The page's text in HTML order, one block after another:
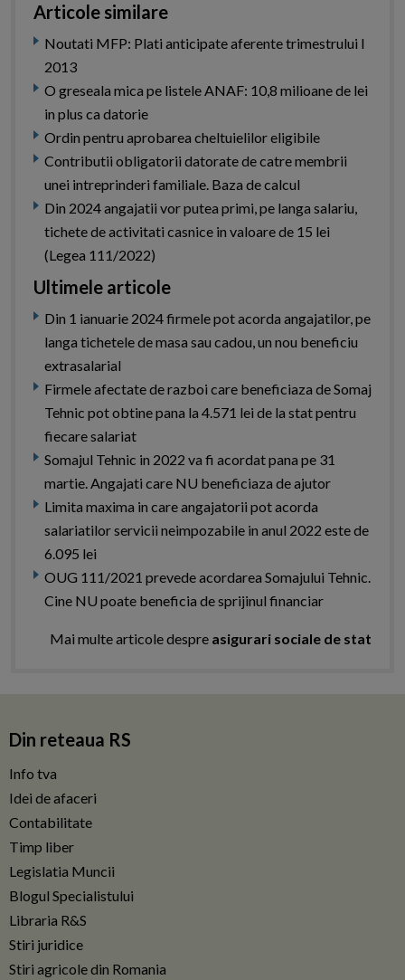
Articole similare
Noutati MFP: Plati anticipate aferente trimestrului I
2013
O greseala mica pe listele ANAF: 10,8 milioane de lei
in plus ca datorie
Ordin pentru aprobarea cheltuielilor eligibile
Contributii obligatorii datorate de catre membrii
unei intreprinderi familiale. Baza de calcul
Din 2024 angajatii vor putea primi, pe langa salariu,
tichete de activitati casnice in valoare de 15 lei
(Legea 111/2022)
Ultimele articole
Din 1 ianuarie 2024 firmele pot acorda angajatilor, pe
langa tichetele de masa sau cadou, un nou beneficiu
extrasalarial
Firmele afectate de razboi care beneficiaza de Somaj
Tehnic pot obtine pana la 4.571 lei de la stat pentru
fiecare salariat
Somajul Tehnic in 2022 va fi acordat pana pe 31
martie. Angajati care NU beneficiaza de ajutor
Limita maxima in care angajatorii pot acorda
salariatilor servicii neimpozabile in anul 2022 este de
6.095 lei
OUG 111/2021 prevede acordarea Somajului Tehnic.
Cine NU poate beneficia de sprijinul financiar
Mai multe articole despre asigurari sociale de stat
Din reteaua RS
Info tva
Idei de afaceri
Contabilitate
Timp liber
Legislatia Muncii
Blogul Specialistului
Libraria R&S
Stiri juridice
Stiri agricole din Romania